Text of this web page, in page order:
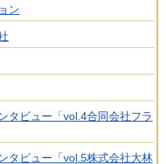
ン
タビュー「vol.4合同会社フラ
タビュー「vol.5株式会社大林